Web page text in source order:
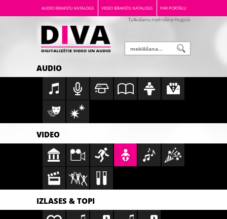
AUDIO IERAKSTU KATALOGS VIDEO IERAKSTU KATALOGS PAR PORTĀLU
Tulkošanu nodrošina Hugo.lv
AUDIO
VIDEO
IZLASES & TOPI